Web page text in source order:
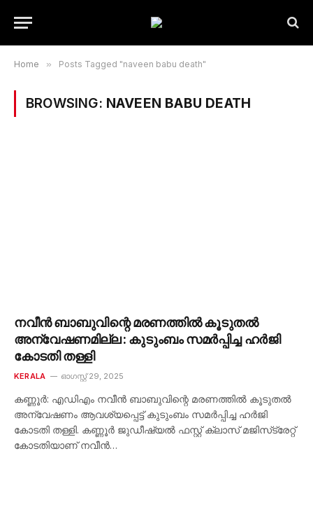
Home » Posts Tagged "naveen babu death"
BROWSING: NAVEEN BABU DEATH
നവീൻ ബാബുവിന്റെ മരണത്തിൽ കൂടുതൽ
അന്വേഷണമില്ല : കുടുംബം സമർപ്പിച്ച ഹർജി
കോടതി തള്ളി
KERALA ഓഗസ്റ്റ്‌ 29, 2025
കണ്ണൂർ: എഡിഎം നവീൻ ബാബുവിന്റെ മരണത്തിൽ കൂടുതൽ
അന്വേഷണം ആവശ്യപ്പെട്ട് കുടുംബം സമർപ്പിച്ച ഹർജി
കോടതി തള്ളി. കണ്ണൂർ ജുഡീഷ്യൽ ഫസ്റ്റ് ക്ലാസ് മജിസ്‌ട്രേറ്റ്
കോടതിയാണ് നവീൻ…